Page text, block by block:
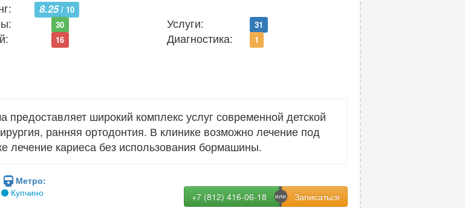
8.25/ 10
30 Услуги: 31
16 Диагностика: 1
предоставляет широкий комплекс услуг современной детской
ранняя ортодонтия. В клинике возможно лечение под
лечение кариеса без использования бормашины.
Метро:
Купчино
+7 (812) 416-06-18